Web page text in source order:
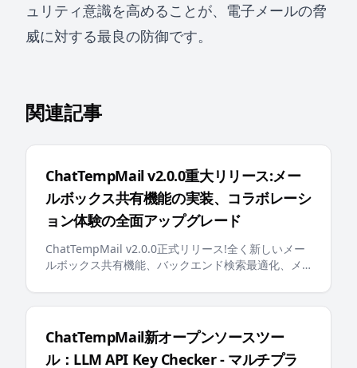
ュリティ意識を高めることが、電子メールの脅
威に対する最良の防御です。
関連記事
ChatTempMail v2.0.0重大リリース:メー
ルボックス共有機能の実装、コラボレーシ
ョン体験の全面アップグレード
ChatTempMail v2.0.0正式リリース!全く新しいメー
ルボックス共有機能、バックエンド検索最適化、メ
AI対応のllms.txtなどの重要なアップデートにより、
ス体験を提供します
ChatTempMail新オープンソースツー
ル：LLM API Key Checker - マルチプラ